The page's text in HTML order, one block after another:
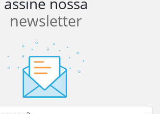
newsletter